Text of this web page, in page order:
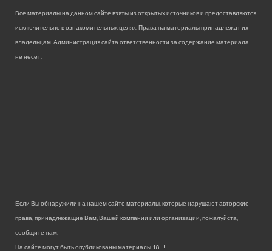
Все материалы на данном сайте взяты из открытых источников и предоставляются
исключительно в ознакомительных целях. Права на материалы принадлежат их
владельцам. Администрация сайта ответственности за содержание материала
не несет.
Если Вы обнаружили на нашем сайте материалы, которые нарушают авторские
права, принадлежащие Вам, Вашей компании или организации, пожалуйста,
сообщите нам.
На сайте могут быть опубликованы материалы 18+!